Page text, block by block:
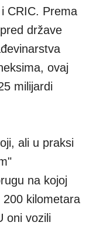
CRIC. Prema
države
ovaj
milijardi
ali u praksi
na kojoj
kilometara
oni vozili